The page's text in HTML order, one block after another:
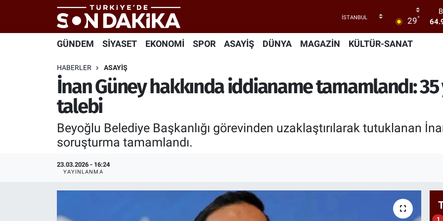
29°
GÜNDEM SİYASET EKONOMİ SPOR ASAYİŞ DÜNYA MAGAZİN KÜLTÜR-SANAT
HABERLER ASAYİŞ
İnan Güney hakkında iddianame tamamlandı:
talebi
Beyoğlu Belediye Başkanlığı görevinden uzaklaştırılarak tutuklanan
soruşturma tamamlandı.
23.03.2026 - 16:24
YAYINLANMA
1
Hava Durumu
Trafik Durumu
Süper Lig Puan Durumu ve Fikstür
Tüm Manşetler
Son Dakika Haberleri
Haber Arşivi